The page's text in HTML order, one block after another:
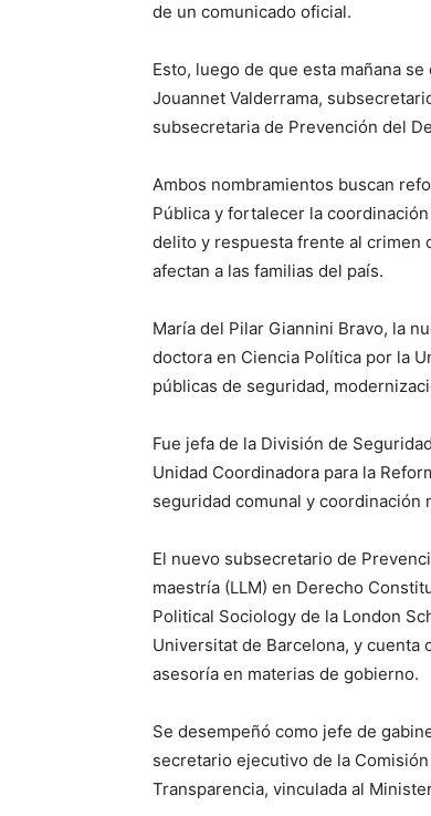
de un comunicado oficial.
Esto, luego de que esta mañana
Jouannet Valderrama,
subsecretaria de Prevención del
Ambos nombramientos buscan
Pública y fortalecer la
delito y respuesta frente al crimen
afectan a las familias del país.
María del Pilar Giannini Bravo, la
doctora en Ciencia Política por la
públicas de seguridad,
Fue jefa de la División de
Unidad Coordinadora para la
seguridad comunal y coordinación
El nuevo subsecretario de
maestría (LLM) en Derecho
Political Sociology de la London
Universitat de Barcelona, y
asesoría en materias de gobierno.
Se desempeñó como jefe de
secretario ejecutivo de la
Transparencia, vinculada al